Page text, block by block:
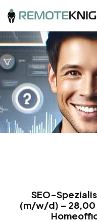
SEO-
(m/w/d) – 28,00